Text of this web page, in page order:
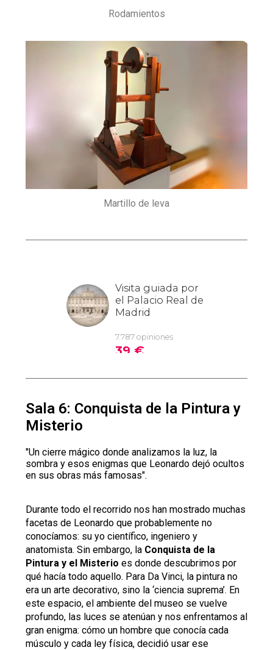
Rodamientos
Martillo de leva
Sala 6: Conquista de la Pintura y
Misterio
"Un cierre mágico donde analizamos la luz, la
sombra y esos enigmas que Leonardo dejó ocultos
en sus obras más famosas".
Durante todo el recorrido nos han mostrado muchas
facetas de Leonardo que probablemente no
conocíamos: su yo científico, ingeniero y
anatomista. Sin embargo, la Conquista de la
Pintura y el Misterio es donde descubrimos por
qué hacía todo aquello. Para Da Vinci, la pintura no
era un arte decorativo, sino la ‘ciencia suprema’. En
este espacio, el ambiente del museo se vuelve
profundo, las luces se atenúan y nos enfrentamos al
gran enigma: cómo un hombre que conocía cada
músculo y cada ley física, decidió usar ese